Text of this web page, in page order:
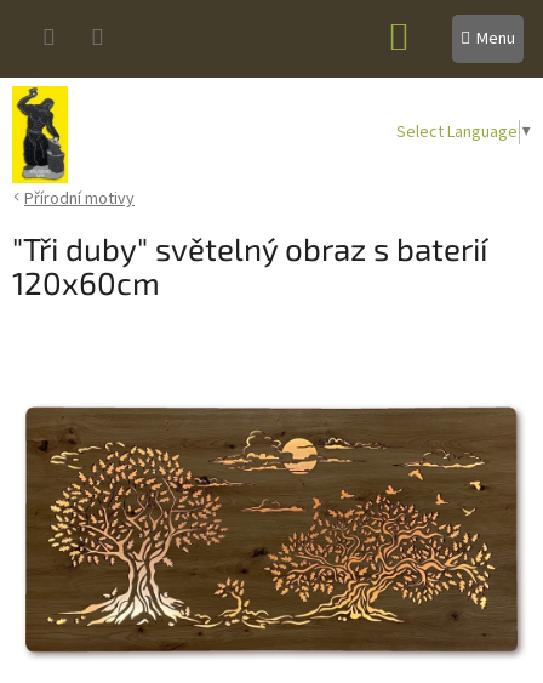
Select Language ▼
NÁKUPNÍ
KOŠÍK
Přírodní motivy
"Tři duby" světelný obraz s baterií
120x60cm